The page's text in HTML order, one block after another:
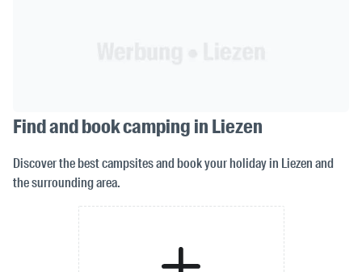
Find and book camping in Liezen
Discover the best campsites and book your holiday in Liezen and
the surrounding area.